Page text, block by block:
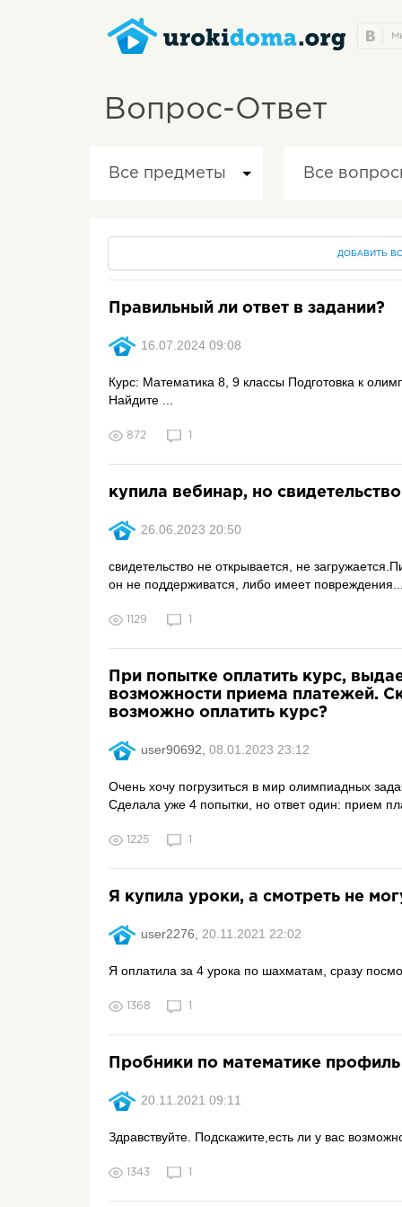
Вопрос-Ответ
Все предметы Все
ДОБАВИТЬ
Правильный ли ответ в задании?
16.07.2024 09:08
Курс: Математика 8, 9 классы Подготовка к
Найдите ...
872 1
купила вебинар, но
26.06.2023 20:50
свидетельство не открывается, не
он не поддерживатся, либо имеет
1129 1
При попытке оплатить курс,
возможности приема платежей.
возможно оплатить курс?
user90692, 08.01.2023 23:12
Очень хочу погрузиться в мир олимпиадных
Сделала уже 4 попытки, но ответ один: прием
1225 1
Я купила уроки, а смотреть не
user2276, 20.11.2021 22:02
Я оплатила за 4 урока по шахматам, сразу
1368 1
Пробники по математике
20.11.2021 09:11
Здравствуйте. Подскажите,есть ли у вас
1343 1